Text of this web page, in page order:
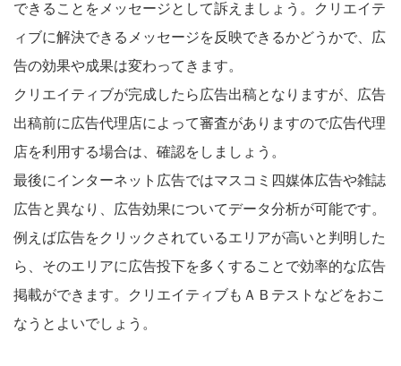
できることをメッセージとして訴えましょう。クリエイテ
ィブに解決できるメッセージを反映できるかどうかで、広
告の効果や成果は変わってきます。
クリエイティブが完成したら広告出稿となりますが、広告
出稿前に広告代理店によって審査がありますので広告代理
店を利用する場合は、確認をしましょう。
最後にインターネット広告ではマスコミ四媒体広告や雑誌
広告と異なり、広告効果についてデータ分析が可能です。
例えば広告をクリックされているエリアが高いと判明した
ら、そのエリアに広告投下を多くすることで効率的な広告
掲載ができます。クリエイティブもＡＢテストなどをおこ
なうとよいでしょう。